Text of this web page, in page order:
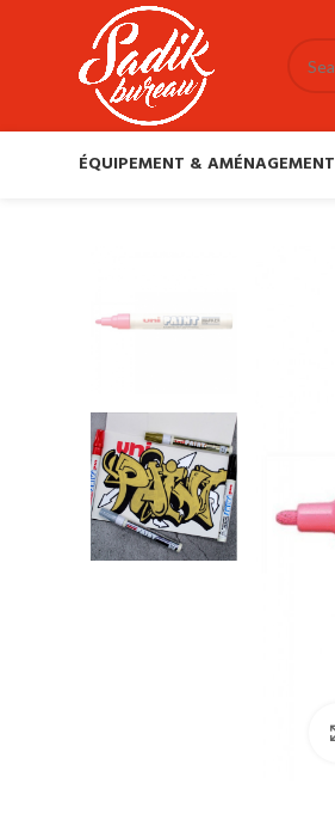
ÉQUIPEMENT & AMÉNAGEMENT